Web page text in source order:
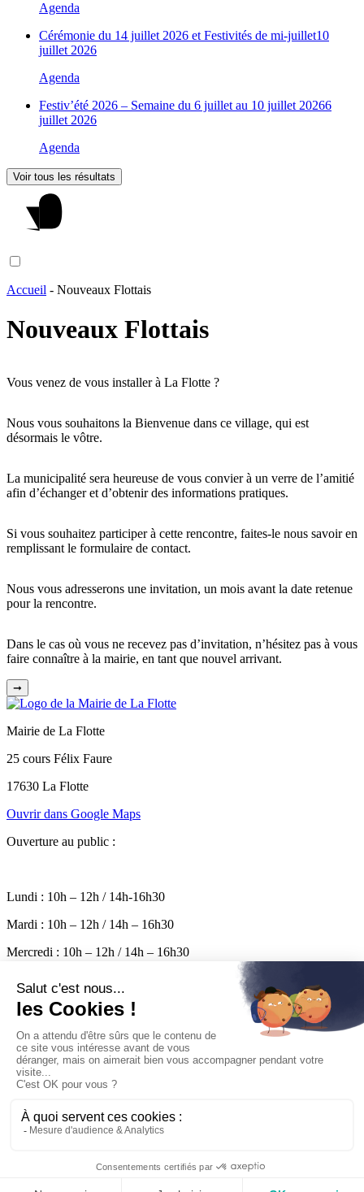
Agenda
Cérémonie du 14 juillet 2026 et Festivités de mi-juillet10
juillet 2026
Agenda
Festiv’été 2026 – Semaine du 6 juillet au 10 juillet 20266
juillet 2026
Agenda
Voir tous les résultats
Accueil - Nouveaux Flottais
Nouveaux Flottais
Vous venez de vous installer à La Flotte ?
Nous vous souhaitons la Bienvenue dans ce village, qui est
désormais le vôtre.
La municipalité sera heureuse de vous convier à un verre de l’amitié
afin d’échanger et d’obtenir des informations pratiques.
Si vous souhaitez participer à cette rencontre, faites-le nous savoir en
remplissant le formulaire de contact.
Nous vous adresserons une invitation, un mois avant la date retenue
pour la rencontre.
Dans le cas où vous ne recevez pas d’invitation, n’hésitez pas à vous
faire connaître à la mairie, en tant que nouvel arrivant.
➞
Mairie de La Flotte
25 cours Félix Faure
17630 La Flotte
Ouvrir dans Google Maps
Ouverture au public :
Lundi : 10h – 12h / 14h-16h30
Mardi : 10h – 12h / 14h – 16h30
Mercredi : 10h – 12h / 14h – 16h30
Vendredi : 10h – 17h
Permanence le samedi de 10h à 12h
Mairie
Pratique
Entreprendre
Vivre
Logement
mairie@laflotte.fr 05 46 09 60 13
Facebook